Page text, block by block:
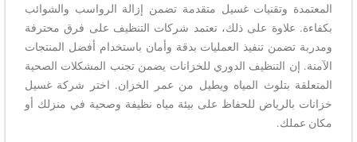
المعتمدة وتقنيات غسيل متقدمة تضمن إزالة الرواسب والشوائب
بكفاءة. علاوة على ذلك، تعتمد شركات التنظيف على فرق محترفة
ومدربة تضمن تنفيذ العمليات بدقة وأمان باستخدام أفضل المنتجات
الآمنة. إن التنظيف الدوري للخزانات يضمن تجنب المشكلات الصحية
المتعلقة بتلوث المياه ويطيل من عمر الخزان. اختر شركة غسيل
خزانات بالرياض للحفاظ على بيئة مياه نظيفة وصحية في منزلك أو
مكان عملك.